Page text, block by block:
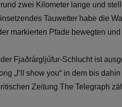
zwei Kilometer lange und
Tauwetter habe die
markierten Pfade bewegten
Fjaðrárgljúfur-Schlucht ist
„I’ll show you“ in dem bis
Zeitung The Telegraph